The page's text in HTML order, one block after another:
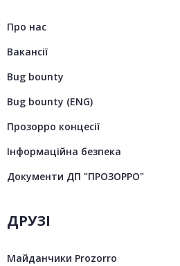
Про нас
Вакансії
Bug bounty
Bug bounty (ENG)
Прозорро концесії
Інформаційна безпека
Документи ДП "ПРОЗОРРО"
ДРУЗІ
Майданчики Prozorro